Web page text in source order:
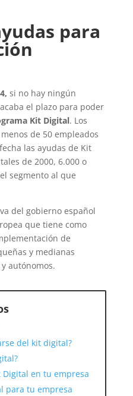
para
si no hay ningún
el plazo para poder
Kit Digital. Los
de 50 empleados
las ayudas de Kit
de 2000, 6.000 o
segmento al que
del gobierno español
que tiene como
de
y medianas
autónomos.
del kit digital?
Digital en tu empresa
para tu empresa